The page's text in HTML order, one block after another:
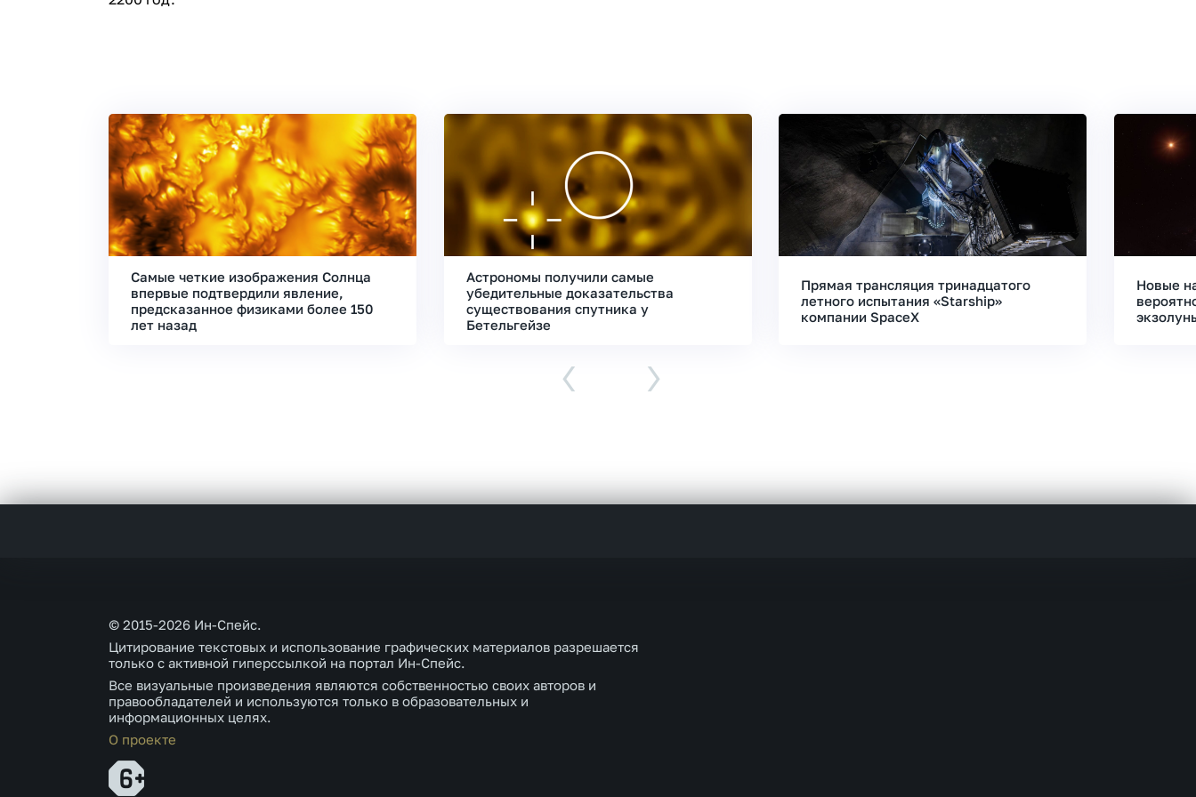
Самые четкие изображения Солнца
впервые подтвердили явление,
предсказанное физиками более 150
лет назад
Астрономы получили самые
убедительные доказательства
существования спутника у
Бетельгейзе
Прямая трансляция тринадцатого
летного испытания «Starship»
компании SpaceX
Новые
‹ ›
© 2015-2026 Ин-Спейс.
Цитирование текстовых и использование графических материалов разрешается
только с активной гиперссылкой на портал Ин-Спейс.
Все визуальные произведения являются собственностью своих авторов и
правообладателей и используются только в образовательных и
информационных целях.
О проекте